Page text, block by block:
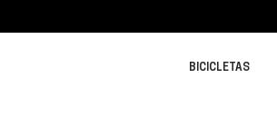
BICICLETAS